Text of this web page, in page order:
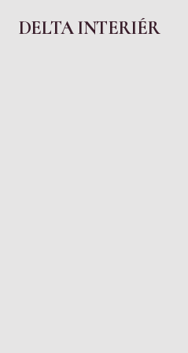
DELTA INTERIÉR